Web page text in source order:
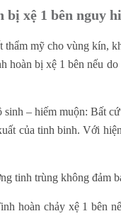
bị xệ 1 bên nguy
thẩm mỹ cho vùng kín,
hoàn bị xệ 1 bên nếu
– hiếm muộn: Bất
của tinh binh. Với
tinh trùng không đảm
hoàn chảy xệ 1 bên